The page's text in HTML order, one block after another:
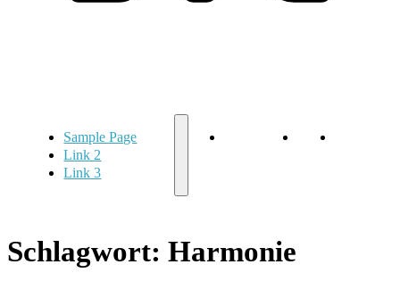
Sample Page
Link 2
Link 3
Sample Page Link 2
Schlagwort: Harmonie